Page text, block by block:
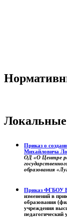
Локальные
Приказ о
Михайловича
ОД «О Центре
образования
Приказ ФГБОУ
изменений в
образования
учреждения
педагогический